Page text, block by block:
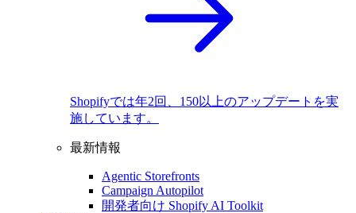
Shopifyでは年2回、150以上のアップデートを実
施しています。
最新情報
Agentic Storefronts
Campaign Autopilot
開発者向け Shopify AI Toolkit